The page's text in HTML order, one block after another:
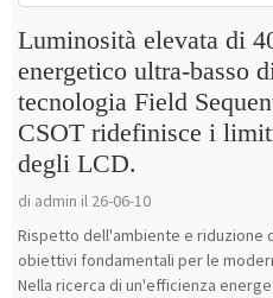
Luminosità elevata di
energetico ultra-basso
tecnologia Field
CSOT ridefinisce i
degli LCD.
di admin il 26-06-10
Rispetto dell'ambiente e riduzione
obiettivi fondamentali per le
Nella ricerca di un'efficienza